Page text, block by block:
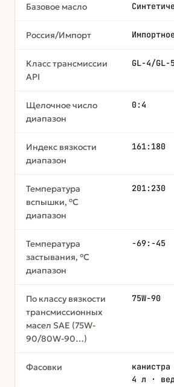
Базовое масло
Россия/Импорт Импортное
Класс трансмиссии
API
GL-4/GL-5
Щелочное число
диапазон
0:4
Индекс вязкости
диапазон
161:180
Температура
вспышки, °С
диапазон
201:230
Температура
застывания, °С
диапазон
-69:-45
По классу вязкости
трансмиссионных
масел SAE (75W-
90/80W-90…)
75W-90
Фасовки
4 л ·